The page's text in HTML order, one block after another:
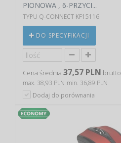
PIONOWA , 6-PRZYCI...
TYPU Q-CONNECT KF15116
DO SPECYFIKACJI
Cena średnia 37,57 PLN brutto
max. 38,93 PLN min. 36,89 PLN
Dodaj do porównania